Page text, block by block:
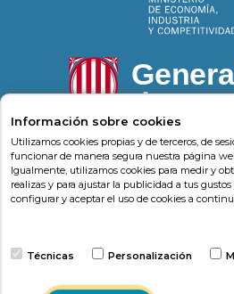
Psonríe Carrer de la Llacuna 162
(Barcelona)-Psonrie.com
Información sobre cookies
Utilizamos cookies propias y de terceros, de
funcionar de manera segura nuestra página
Igualmente, utilizamos cookies para medir y
realizas y para ajustar la publicidad a tus
configurar y aceptar el uso de cookies a
Técnicas Personalización